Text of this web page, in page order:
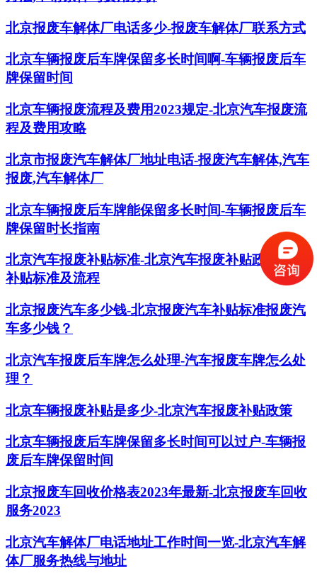
北京报废车解体厂电话多少-报废车解体厂联系方式
北京车辆报废后车牌保留多长时间啊-车辆报废后车
牌保留时间
北京车辆报废流程及费用2023规定-北京汽车报废流
程及费用攻略
北京市报废汽车解体厂地址电话-报废汽车解体,汽车
报废,汽车解体厂
北京车辆报废后车牌能保留多长时间-车辆报废后车
牌保留时长指南
北京汽车报废补贴标准-北京汽车报废补贴政策,报废
补贴标准及流程
北京报废汽车多少钱-北京报废汽车补贴标准报废汽
车多少钱？
北京汽车报废后车牌怎么处理-汽车报废车牌怎么处
理？
北京车辆报废补贴是多少-北京汽车报废补贴政策
北京车辆报废后车牌保留多长时间可以过户-车辆报
废后车牌保留时间
北京报废车回收价格表2023年最新-北京报废车回收
服务2023
北京汽车解体厂电话地址工作时间一览-北京汽车解
体厂服务热线与地址